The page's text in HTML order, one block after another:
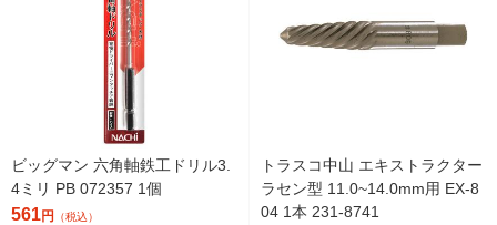
ビッグマン 六角軸鉄工ドリル3.
4ミリ PB 072357 1個
561円 （税込）
トラスコ中山 エキストラクター
ラセン型 11.0~14.0mm用 EX-8
04 1本 231-8741